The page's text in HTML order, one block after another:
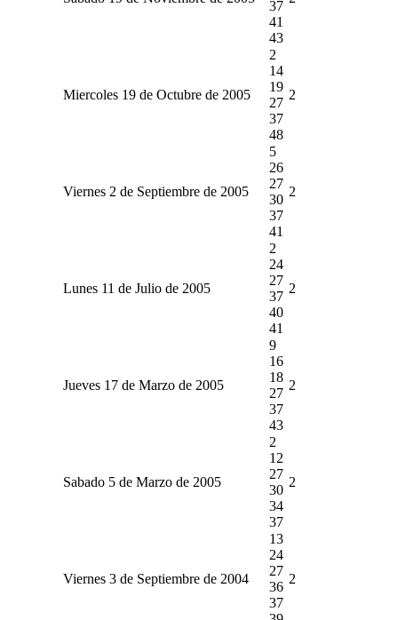
37
41
43
Miercoles 19 de Octubre de 2005
2
14
19
27
37
48
2
Viernes 2 de Septiembre de 2005
5
26
27
30
37
41
2
Lunes 11 de Julio de 2005
2
24
27
37
40
41
2
Jueves 17 de Marzo de 2005
9
16
18
27
37
43
2
Sabado 5 de Marzo de 2005
2
12
27
30
34
37
2
Viernes 3 de Septiembre de 2004
13
24
27
36
37
2